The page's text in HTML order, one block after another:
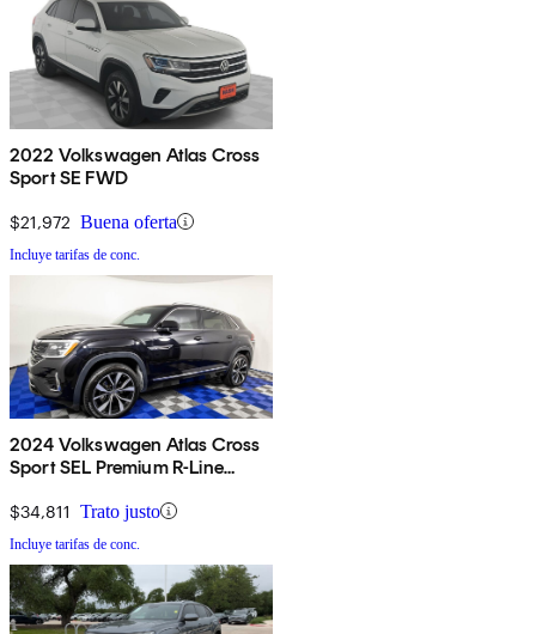
2022 Volkswagen Atlas Cross
Sport SE FWD
$21,972 Buena oferta
Incluye tarifas de conc.
2024 Volkswagen Atlas Cross
Sport SEL Premium R-Line
$34,811 Trato justo
Incluye tarifas de conc.